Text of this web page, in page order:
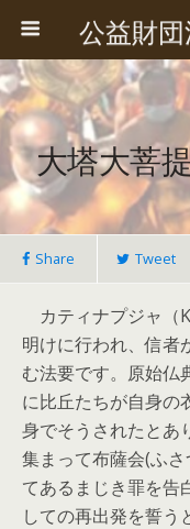
大塔大菩
Share Tweet
カティナプジャ（
明けに行われ、信者
む法要です。原始仏
に比丘たちが自身の
身でそうされたとあ
集まって布薩会(ふ
てあるまじき罪を告
しての再出発を誓う